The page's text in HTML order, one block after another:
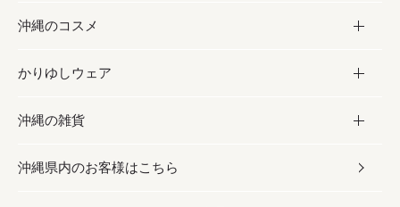
沖縄そば／乾麺
レトルト食品
乾物／粉類
塩
お酢／ドレッシング
しょうゆ
みそ
黒糖
ちんすこう
伝統菓子
スナック
お酒・ドリンク
泡盛
ビール・チューハイ
ワイン・ウィスキー・カクテル
沖縄のコスメ
コスメ
スキンケア
ボディケア
かりゆしウェア
かりゆしウェア
メンズ
沖縄の雑貨
雑貨
沖縄県内のお客様はこちら